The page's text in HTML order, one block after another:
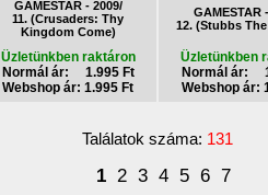
GAMESTAR - 2009/
11. (Crusaders: Thy
Kingdom Come)
Üzletünkben raktáron
Normál ár: 1.995 Ft
Webshop ár: 1.995 Ft
GAMESTAR
12. (Stubbs
Üzletünkben
Normál ár:
Webshop ár:
Találatok száma: 131
1 2 3 4 5 6 7